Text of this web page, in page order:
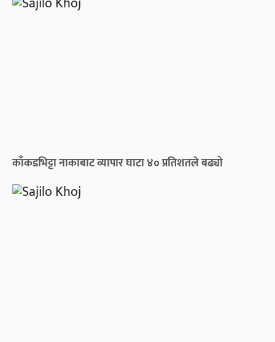
काँकडभिट्टा नाकाबाट व्यापार घाटा ४० प्रतिशतले बढ्यो